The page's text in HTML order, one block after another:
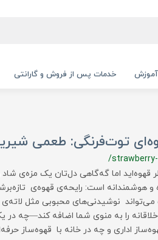
آموزش خدمات پس از فروش و گارانتی
توت‌فرنگی: طعمی
/
قهوه‌اید اما گه‌گاهی دل‌تان یک مزه‌ی
و هوشمندانه است: رایحه‌ی قهوه‌ی
نوشیدنی‌های محبوبی مثل لاته‌ی
را به منوی شما اضافه کند—چه
اداری و چه در خانه با قهوه‌ساز